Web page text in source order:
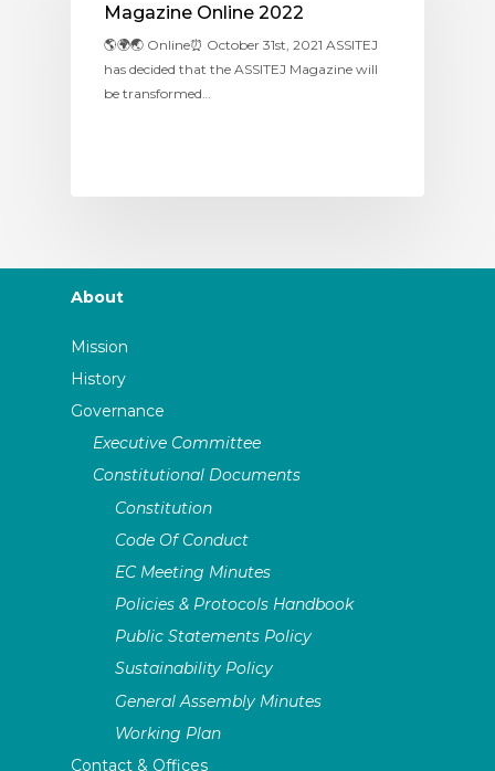
Magazine Online 2022
🌎🌍🌏 Online⏰ October 31st, 2021 ASSITEJ
has decided that the ASSITEJ Magazine will
be transformed…
About
Mission
History
Governance
Executive Committee
Constitutional Documents
Constitution
Code Of Conduct
EC Meeting Minutes
Policies & Protocols Handbook
Public Statements Policy
Sustainability Policy
General Assembly Minutes
Working Plan
Contact & Offices